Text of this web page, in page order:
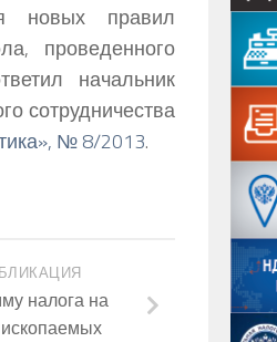
новых правил
проведенного
начальник
сотрудничества
№ 8/2013.
налога на